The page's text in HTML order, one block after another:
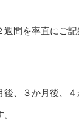
週間を率直にご
、３か月後、４